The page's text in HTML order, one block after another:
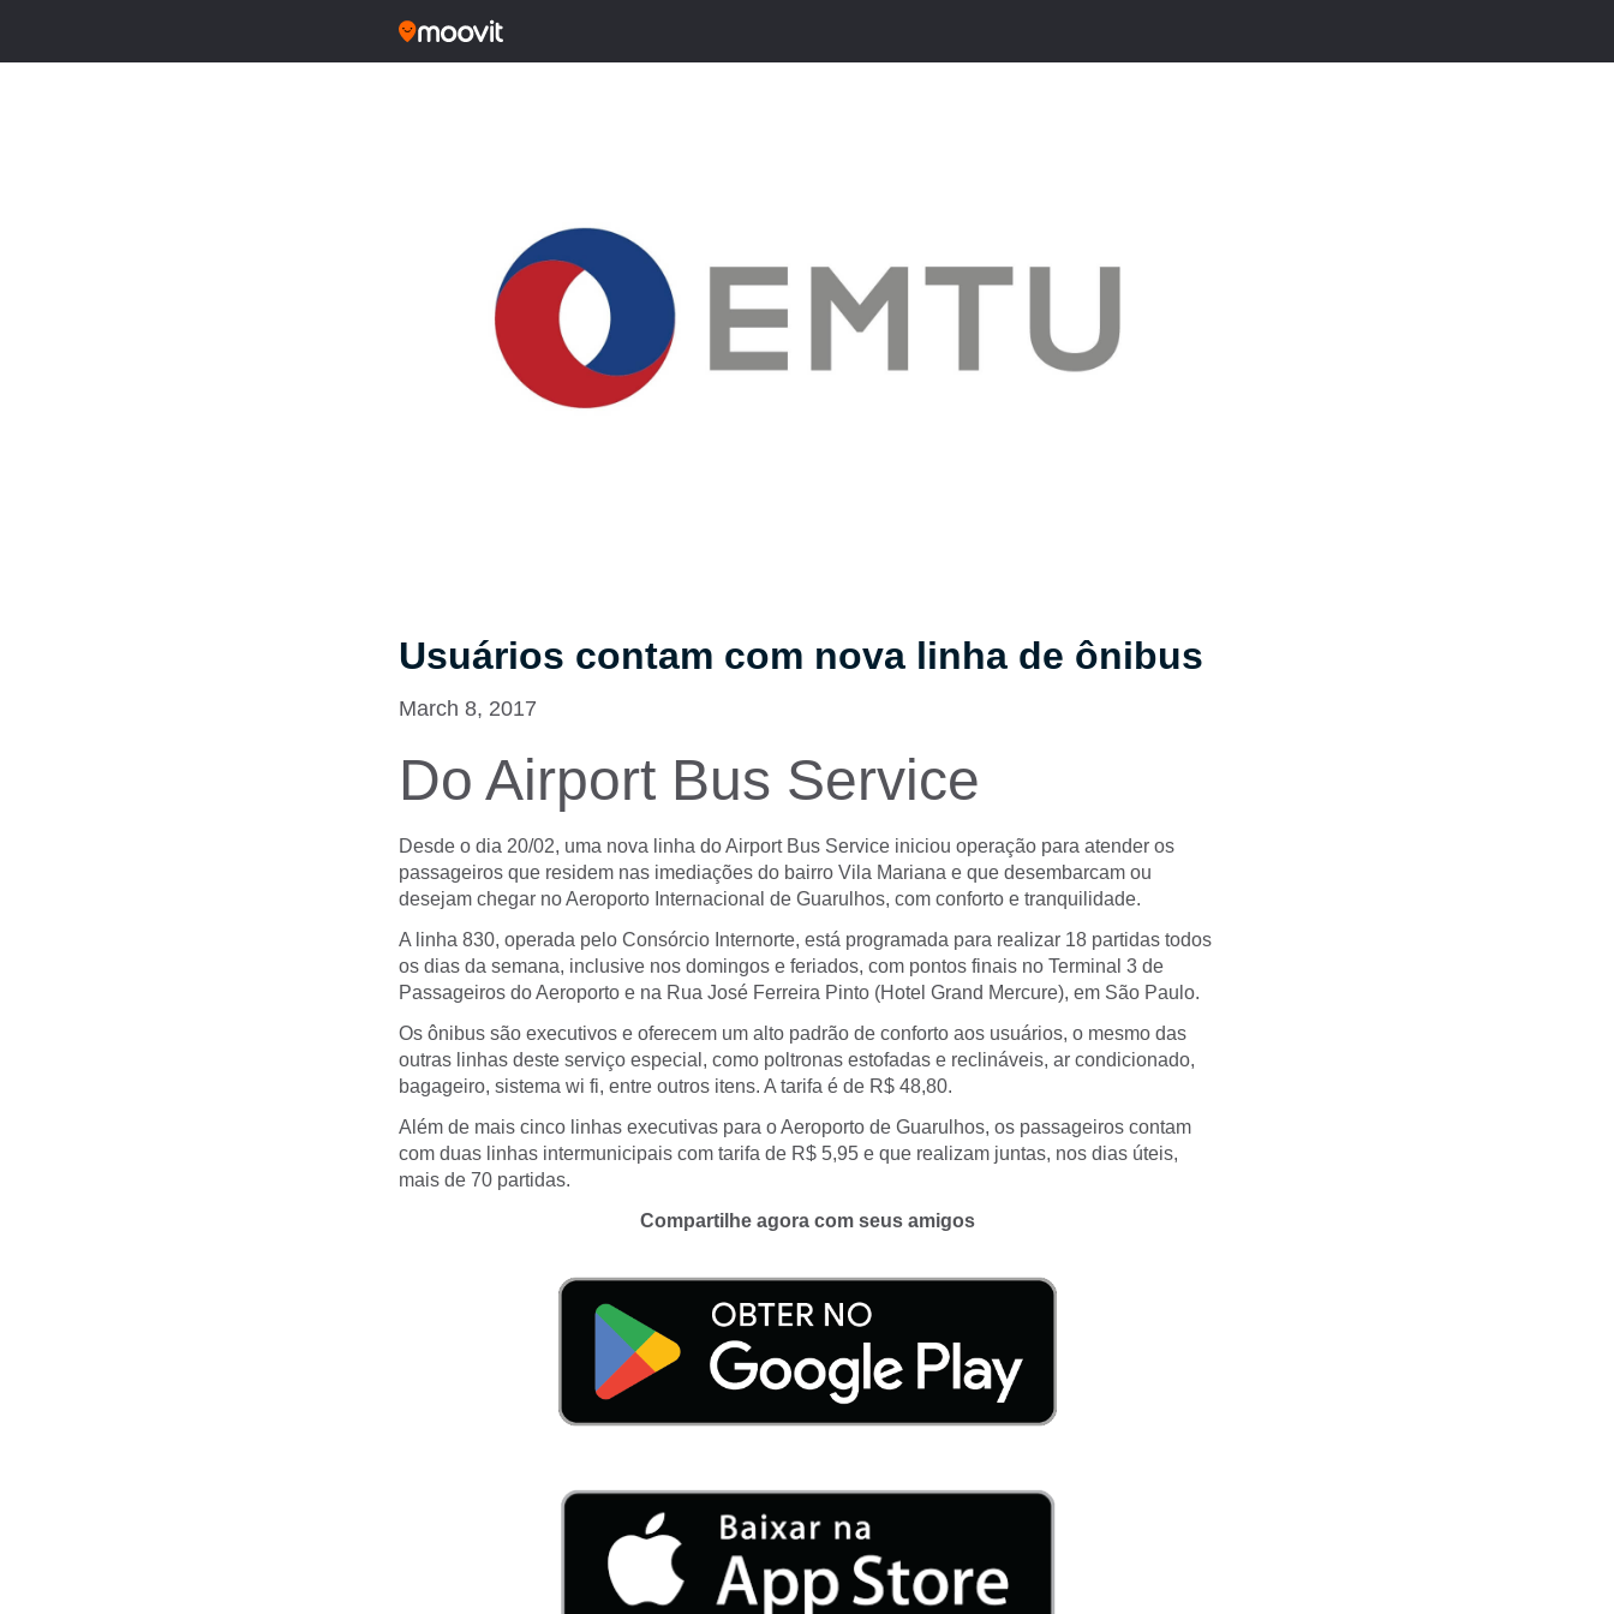
Usuários contam com nova linha de ônibus
March 8, 2017
Do Airport Bus Service
Desde o dia 20/02, uma nova linha do Airport Bus Service iniciou operação para atender os
passageiros que residem nas imediações do bairro Vila Mariana e que desembarcam ou
desejam chegar no Aeroporto Internacional de Guarulhos, com conforto e tranquilidade.
A linha 830, operada pelo Consórcio Internorte, está programada para realizar 18 partidas todos
os dias da semana, inclusive nos domingos e feriados, com pontos finais no Terminal 3 de
Passageiros do Aeroporto e na Rua José Ferreira Pinto (Hotel Grand Mercure), em São Paulo.
Os ônibus são executivos e oferecem um alto padrão de conforto aos usuários, o mesmo das
outras linhas deste serviço especial, como poltronas estofadas e reclináveis, ar condicionado,
bagageiro, sistema wi fi, entre outros itens. A tarifa é de R$ 48,80.
Além de mais cinco linhas executivas para o Aeroporto de Guarulhos, os passageiros contam
com duas linhas intermunicipais com tarifa de R$ 5,95 e que realizam juntas, nos dias úteis,
mais de 70 partidas.
Compartilhe agora com seus amigos